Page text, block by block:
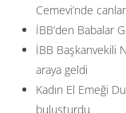
Cemevi’nde
İBB’den Babalar
İBB Başkanvekili
araya geldi
Kadın El Emeği
buluşturdu